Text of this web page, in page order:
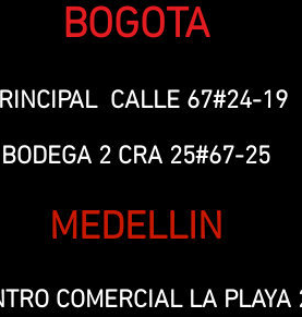
BOGOTA
CALLE 67#24-19
BODEGA 2 CRA 25#67-25
MEDELLIN
COMERCIAL LA PLAYA